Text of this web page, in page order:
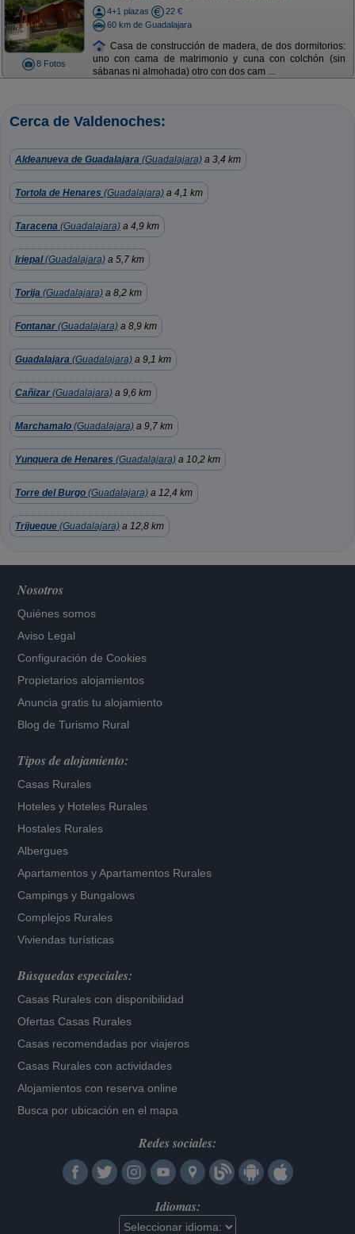
8 Fotos
4+1 plazas
22 €
60 km de Guadalajara
Casa de construcción de madera, de dos dormitorios:
uno con cama de matrimonio y cuna con colchón (sin
sábanas ni almohada) otro con dos cam ...
Cerca de Valdenoches:
Aldeanueva de Guadalajara (Guadalajara) a 3,4 km
Tortola de Henares (Guadalajara) a 4,1 km
Taracena (Guadalajara) a 4,9 km
Iriepal(Guadalajara) a 5,7 km
Torija (Guadalajara) a 8,2 km
Fontanar (Guadalajara) a 8,9 km
Guadalajara (Guadalajara) a 9,1 km
Cañizar (Guadalajara) a 9,6 km
Marchamalo (Guadalajara) a 9,7 km
Yunquera de Henares (Guadalajara) a 10,2 km
Torre del Burgo (Guadalajara) a 12,4 km
Trijueque (Guadalajara) a 12,8 km
Nosotros
Quiénes somos
Aviso Legal
Configuración de Cookies
Propietarios alojamientos
Anuncia gratis tu alojamiento
Blog de Turismo Rural
Tipos de alojamiento:
Casas Rurales
Hoteles y Hoteles Rurales
Hostales Rurales
Albergues
Apartamentos yApartamentos Rurales
Campings y Bungalows
Complejos Rurales
Viviendas turísticas
Búsquedas especiales:
Casas Rurales con disponibilidad
Ofertas Casas Rurales
Casas recomendadas por viajeros
Casas Rurales con actividades
Alojamientos con reserva online
Busca por ubicación en el mapa
Redes sociales:
Idiomas: